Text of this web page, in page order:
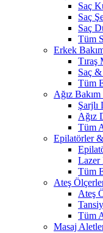
Saç
Saç
Saç
Tüm
Erkek
Tıraş
Saç
Tüm
Ağız
Şarjlı
Ağız
Tüm
Epilatörler
Lazer
Tüm
Ateş
Ateş
Tüm
Masaj